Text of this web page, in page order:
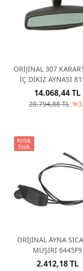
ORİJİNAL 307
İÇ DİKİZ
20.794,88 TL
14.068,44 TL
ORİJİNAL AYNA
MÜŞİRİ 6445F9
2.412,18 TL
Kritik
Stok